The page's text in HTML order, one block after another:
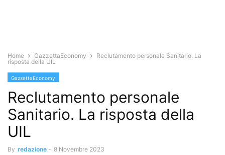
Home GazzettaEconomy
Reclutamento personale Sanitario. La
risposta della UIL
GazzettaEconomy
Reclutamento personale
Sanitario. La risposta della
UIL
By redazione - 8 Novembre 2023